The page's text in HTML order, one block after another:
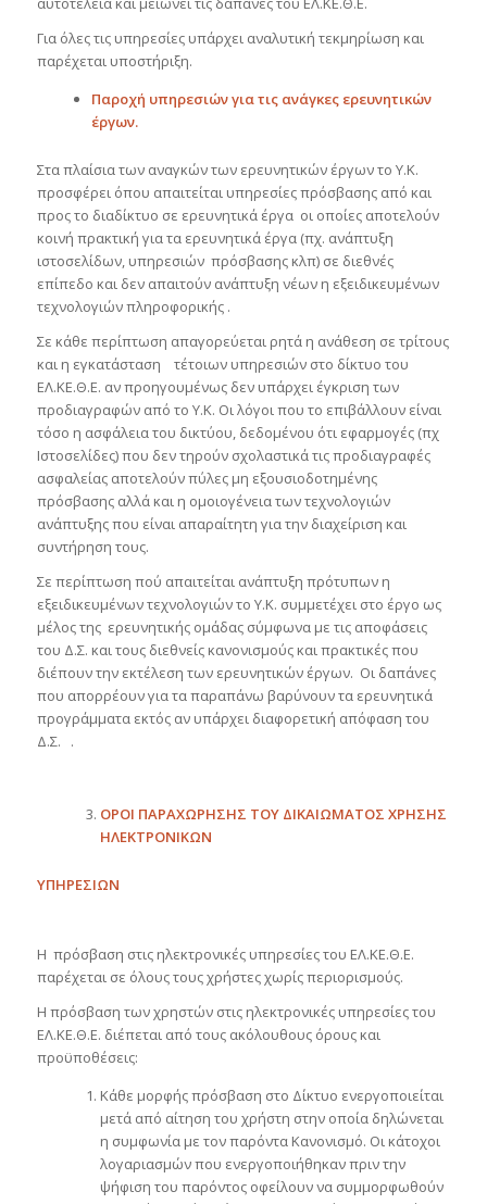
Για όλες τις υπηρεσίες υπάρχει αναλυτική τεκμηρίωση και
παρέχεται υποστήριξη.
Παροχή υπηρεσιών για τις ανάγκες ερευνητικών
έργων.
Στα πλαίσια των αναγκών των ερευνητικών έργων το Υ.Κ.
προσφέρει όπου απαιτείται υπηρεσίες πρόσβασης από και
προς το διαδίκτυο σε ερευνητικά έργα οι οποίες αποτελούν
κοινή πρακτική για τα ερευνητικά έργα (πχ. ανάπτυξη
ιστοσελίδων, υπηρεσιών πρόσβασης κλπ) σε διεθνές
επίπεδο και δεν απαιτούν ανάπτυξη νέων η εξειδικευμένων
τεχνολογιών πληροφορικής .
Σε κάθε περίπτωση απαγορεύεται ρητά η ανάθεση σε τρίτους
και η εγκατάσταση τέτοιων υπηρεσιών στο δίκτυο του
ΕΛ.ΚΕ.Θ.Ε. αν προηγουμένως δεν υπάρχει έγκριση των
προδιαγραφών από το Υ.Κ. Οι λόγοι που το επιβάλλουν είναι
τόσο η ασφάλεια του δικτύου, δεδομένου ότι εφαρμογές (πχ
Ιστοσελίδες) που δεν τηρούν σχολαστικά τις προδιαγραφές
ασφαλείας αποτελούν πύλες μη εξουσιοδοτημένης
πρόσβασης αλλά και η ομοιογένεια των τεχνολογιών
ανάπτυξης που είναι απαραίτητη για την διαχείριση και
συντήρηση τους.
Σε περίπτωση πού απαιτείται ανάπτυξη πρότυπων η
εξειδικευμένων τεχνολογιών το Υ.Κ. συμμετέχει στο έργο ως
μέλος της ερευνητικής ομάδας σύμφωνα με τις αποφάσεις
του Δ.Σ. και τους διεθνείς κανονισμούς και πρακτικές που
διέπουν την εκτέλεση των ερευνητικών έργων. Οι δαπάνες
που απορρέουν για τα παραπάνω βαρύνουν τα ερευνητικά
προγράμματα εκτός αν υπάρχει διαφορετική απόφαση του
Δ.Σ. .
ΟΡΟΙ ΠΑΡΑΧΩΡΗΣΗΣ ΤΟΥ ΔΙΚΑΙΩΜΑΤΟΣ ΧΡΗΣΗΣ
ΗΛΕΚΤΡΟΝΙΚΩΝ
ΥΠΗΡΕΣΙΩΝ
Η πρόσβαση στις ηλεκτρονικές υπηρεσίες του ΕΛ.ΚΕ.Θ.Ε.
παρέχεται σε όλους τους χρήστες χωρίς περιορισμούς.
Η πρόσβαση των χρηστών στις ηλεκτρονικές υπηρεσίες του
ΕΛ.ΚΕ.Θ.Ε. διέπεται από τους ακόλουθους όρους και
προϋποθέσεις:
Κάθε μορφής πρόσβαση στο Δίκτυο ενεργοποιείται
μετά από αίτηση του χρήστη στην οποία δηλώνεται
η συμφωνία με τον παρόντα Κανονισμό. Οι κάτοχοι
λογαριασμών που ενεργοποιήθηκαν πριν την
ψήφιση του παρόντος οφείλουν να συμμορφωθούν